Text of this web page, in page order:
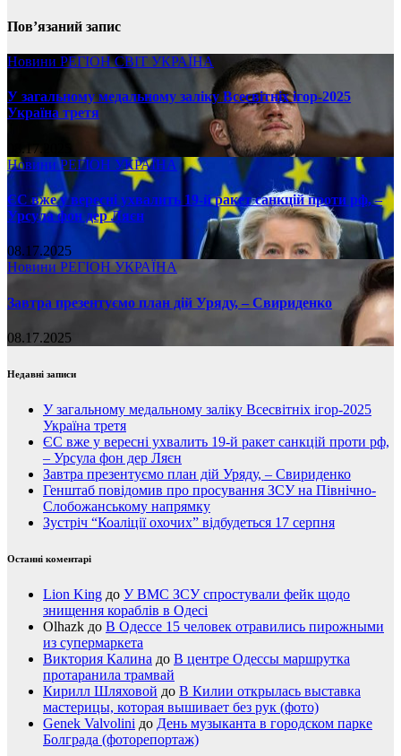
Пов’язаний запис
Новини РЕГІОНСВІТ УКРАЇНА
У загальному медальному заліку Всесвітніх ігор-2025
Україна третя
08.17.2025
НовиниРЕГІОН УКРАЇНА
ЄС вже у вересні ухвалить 19-й ракет санкцій проти рф, –
Урсула фон дер Ляєн
08.17.2025
Новини РЕГІОН УКРАЇНА
Завтра презентуємо план дій Уряду, – Свириденко
08.17.2025
Недавні записи
У загальному медальному заліку Всесвітніх ігор-2025
Україна третя
ЄС вже у вересні ухвалить 19-й ракет санкцій проти рф,
– Урсула фон дер Ляєн
Завтра презентуємо план дій Уряду, – Свириденко
Генштаб повідомив про просування ЗСУ на Північно-
Слобожанському напрямку
Зустріч “Коаліції охочих” відбудеться 17 серпня
Останні коментарі
Lion King до У ВМС ЗСУ спростували фейк щодо
знищення кораблів в Одесі
Olhazk до В Одессе 15 человек отравились пирожными
из супермаркета
Виктория Калина до В центре Одессы маршрутка
протаранила трамвай
Кирилл Шляховой до В Килии открылась выставка
мастерицы, которая вышивает без рук (фото)
Genek Valvolini до День музыканта в городском парке
Болграда (фоторепортаж)